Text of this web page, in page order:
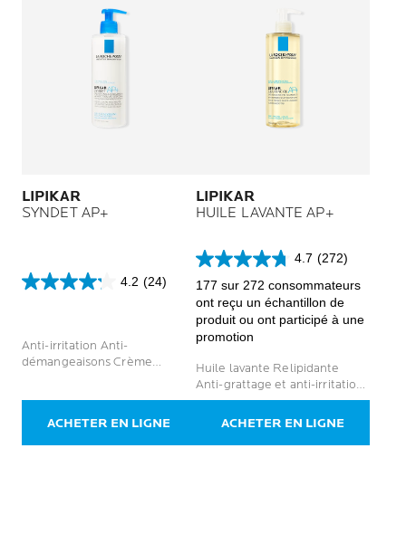
LIPIKAR
SYNDET AP+
4.2 (24)
4.2
étoiles.
24
Anti-irritation Anti-
démangeaisons Crème
ACHETER EN LIGNE
LIPIKAR
HUILE LAVANTE AP+
4.7 (272)
4.7
sur
5
étoiles.
272
177 sur 272 consommateurs
ont reçu un échantillon de
produit ou ont participé à une
promotion
Huile lavante Relipidante
Anti-grattage et anti-irritations
Visage et corps
ACHETER EN LIGNE